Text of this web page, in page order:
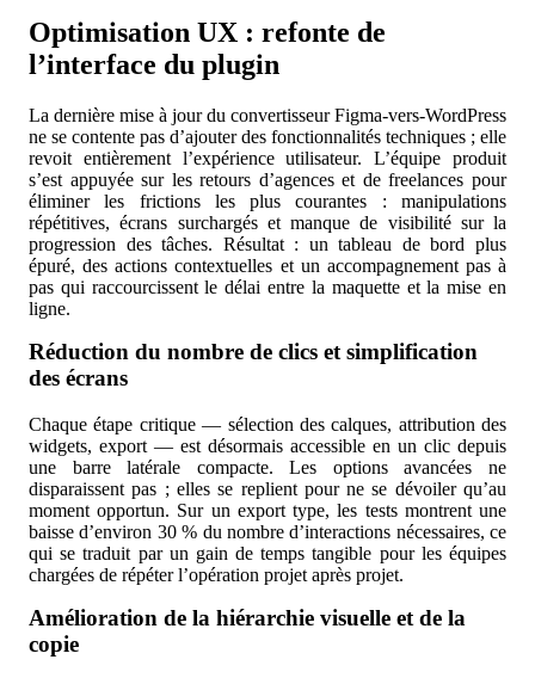
Optimisation UX : refonte de
l’interface du plugin
La dernière mise à jour du convertisseur Figma-vers-WordPress
ne se contente pas d’ajouter des fonctionnalités techniques ; elle
revoit entièrement l’expérience utilisateur. L’équipe produit
s’est appuyée sur les retours d’agences et de freelances pour
éliminer les frictions les plus courantes : manipulations
répétitives, écrans surchargés et manque de visibilité sur la
progression des tâches. Résultat : un tableau de bord plus
épuré, des actions contextuelles et un accompagnement pas à
pas qui raccourcissent le délai entre la maquette et la mise en
ligne.
Réduction du nombre de clics et simplification
des écrans
Chaque étape critique — sélection des calques, attribution des
widgets, export — est désormais accessible en un clic depuis
une barre latérale compacte. Les options avancées ne
disparaissent pas ; elles se replient pour ne se dévoiler qu’au
moment opportun. Sur un export type, les tests montrent une
baisse d’environ 30 % du nombre d’interactions nécessaires, ce
qui se traduit par un gain de temps tangible pour les équipes
chargées de répéter l’opération projet après projet.
Amélioration de la hiérarchie visuelle et de la
copie